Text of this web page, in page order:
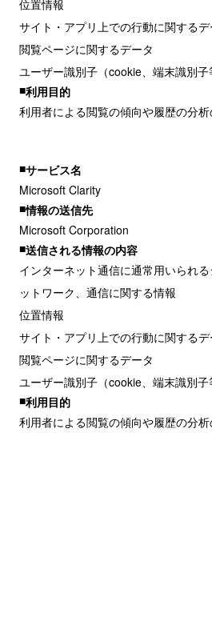
位置情報
サイト・アプリ上での行動に関するデ
閲覧ページに関するデータ
ユーザー識別子（cookie、端末識別子
利用目的
利用者による閲覧の傾向や履歴の分
サービス名
Microsoft Clarity
情報の送信先
Microsoft Corporation
送信される情報の内容
インターネット通信に通常用いられ
ットワーク、通信に関する情報
位置情報
サイト・アプリ上での行動に関するデ
閲覧ページに関するデータ
ユーザー識別子（cookie、端末識別子
利用目的
利用者による閲覧の傾向や履歴の分